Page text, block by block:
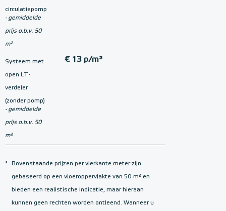
circulatiepomp
- gemiddelde
prijs o.b.v. 50
m²
Systeem met
open LT-
verdeler
(zonder pomp)
€ 13 p/m²
- gemiddelde
prijs o.b.v. 50
m²
* Bovenstaande prijzen per vierkante meter zijn
gebaseerd op een vloeroppervlakte van 50 m² en
bieden een realistische indicatie, maar hieraan
kunnen geen rechten worden ontleend. Wanneer u